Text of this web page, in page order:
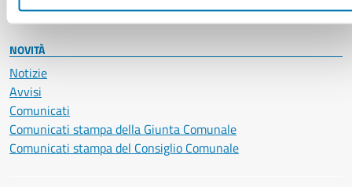
NOVITÀ
Notizie
Avvisi
Comunicati
Comunicati stampa della Giunta Comunale
Comunicati stampa del Consiglio Comunale